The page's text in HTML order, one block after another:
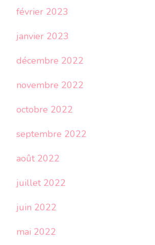
février 2023
janvier 2023
décembre 2022
novembre 2022
octobre 2022
septembre 2022
août 2022
juillet 2022
juin 2022
mai 2022